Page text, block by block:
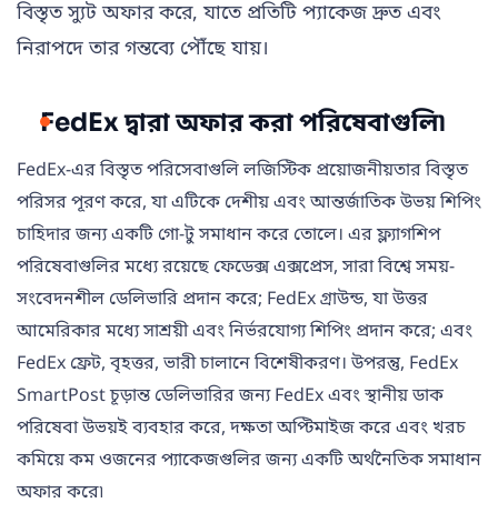
বিস্তৃত স্যুট অফার করে, যাতে প্রতিটি প্যাকেজ দ্রুত এবং
নিরাপদে তার গন্তব্যে পৌঁছে যায়।
FedEx দ্বারা অফার করা পরিষেবাগুলি৷
FedEx-এর বিস্তৃত পরিসেবাগুলি লজিস্টিক প্রয়োজনীয়তার বিস্তৃত
পরিসর পূরণ করে, যা এটিকে দেশীয় এবং আন্তর্জাতিক উভয় শিপিং
চাহিদার জন্য একটি গো-টু সমাধান করে তোলে। এর ফ্ল্যাগশিপ
পরিষেবাগুলির মধ্যে রয়েছে ফেডেক্স এক্সপ্রেস, সারা বিশ্বে সময়-
সংবেদনশীল ডেলিভারি প্রদান করে; FedEx গ্রাউন্ড, যা উত্তর
আমেরিকার মধ্যে সাশ্রয়ী এবং নির্ভরযোগ্য শিপিং প্রদান করে; এবং
FedEx ফ্রেট, বৃহত্তর, ভারী চালানে বিশেষীকরণ। উপরন্তু, FedEx
SmartPost চূড়ান্ত ডেলিভারির জন্য FedEx এবং স্থানীয় ডাক
পরিষেবা উভয়ই ব্যবহার করে, দক্ষতা অপ্টিমাইজ করে এবং খরচ
কমিয়ে কম ওজনের প্যাকেজগুলির জন্য একটি অর্থনৈতিক সমাধান
অফার করে৷